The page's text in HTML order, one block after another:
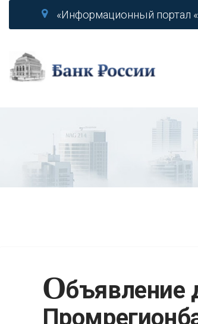
«Информационный портал
Объявление